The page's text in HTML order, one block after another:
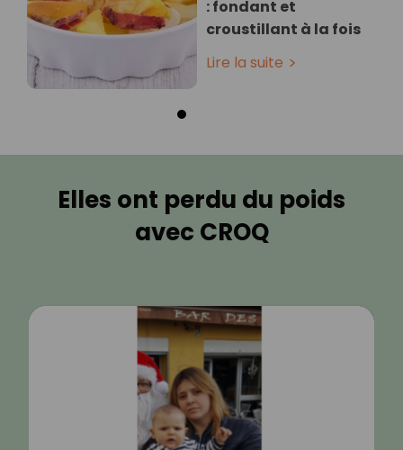
: fondant et
croustillant à la fois
Lire la suite
Elles ont perdu du poids
avec CROQ